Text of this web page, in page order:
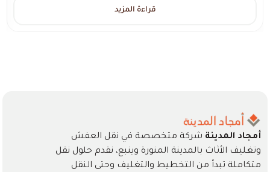
قراءة المزيد
أمجاد المدينة شركة متخصصة في نقل العفش
وتغليف الأثاث بالمدينة المنورة وينبع، نقدم حلول نقل
متكاملة تبدأ من التخطيط والتغليف وحتى النقل